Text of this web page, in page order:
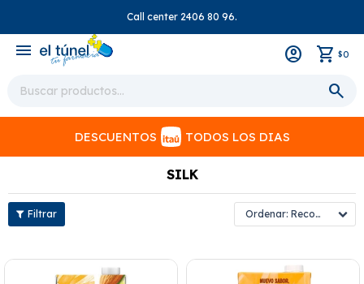
Call center 2406 80 96.
menu $0
DESCUENTOS TODOS LOS DIAS
SILK
Recomendados
close